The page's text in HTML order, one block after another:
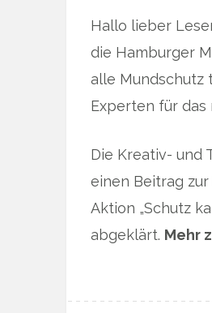
Hallo lieber
die Hamburger
alle Mundschutz
Experten für das
Die Kreativ- und
einen Beitrag
Aktion „Schutz
abgeklärt. Mehr